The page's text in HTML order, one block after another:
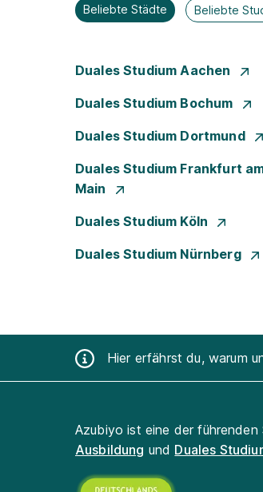
Beliebte Städte Beliebte
Duales Studium Aachen
Duales Studium Bochum
Duales Studium Dortmund
Duales Studium Frankfurt
Main
Duales Studium Köln
Duales Studium Nürnberg
Hier erfährst du, warum
Azubiyo ist eine der
Ausbildung und Duales